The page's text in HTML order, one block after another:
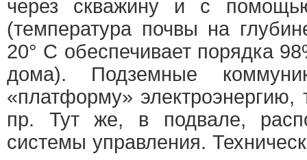
через скважину и с
(температура почвы на
20° С обеспечивает порядка
дома). Подземные
«платформу»
пр. Тут же, в подвале,
системы управления.